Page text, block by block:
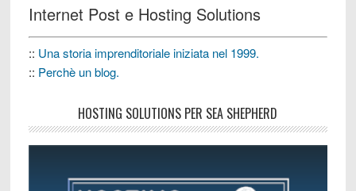
Internet Post e Hosting Solutions
:: Una storia imprenditoriale iniziata nel 1999.
:: Perchè un blog.
HOSTING SOLUTIONS PER SEA SHEPHERD